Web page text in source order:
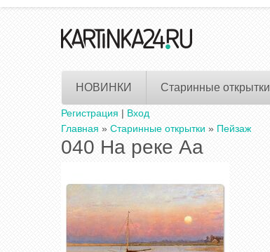
НОВИНКИ Старинные открытки
Регистрация | Вход
Главная » Старинные открытки » Пейзаж
040 На реке Аа